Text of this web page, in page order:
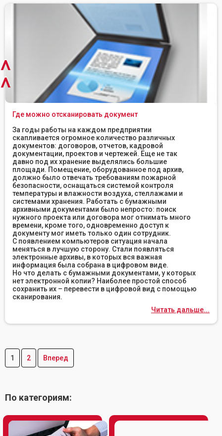
Где можно отсканировать документ
За годы работы на каждом предприятии
скапливается огромное количество различных
документов: договоров, отчетов, кадровой
документации, проектов и чертежей. Еще не так
давно под их хранение выделялись большие
площади. Помещение, оборудованное под архив,
должно было отвечать требованиям пожарной
безопасности, оснащаться системой контроля
температуры и влажности воздуха, стеллажами и
системами хранения. Работать с бумажными
архивными документами было непросто: поиск
нужного проекта или договора мог отнимать много
времени, кроме того, одновременно доступ к
документу мог иметь только один сотрудник.
С появлением компьютеров ситуация начала
меняться в лучшую сторону. Стали появляться
электронные архивы, в которых вся важная
информация была собрана в цифровом виде.
Но что делать с бумажными документами, у которых
нет электронной копии? Наиболее простой способ
сохранить их – перевести в цифровой вид с помощью
сканирования.
Читать дальше...
1 2 Вперед
По категориям:
^
^